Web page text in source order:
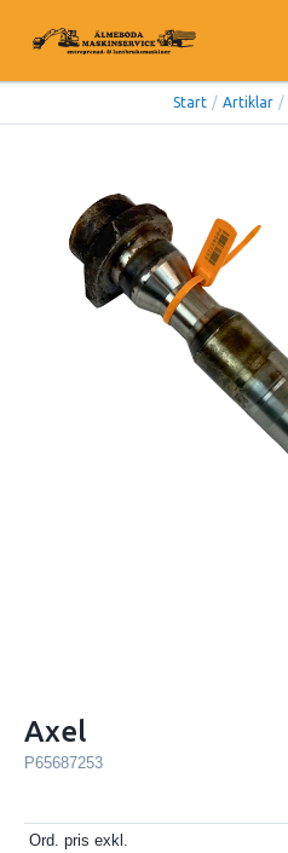
Start / Artiklar /
Axel
P65687253
Ord. pris exkl.